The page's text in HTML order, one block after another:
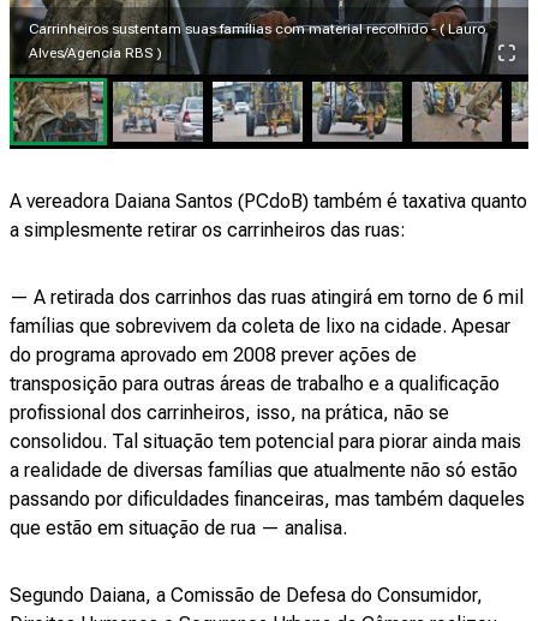
Carrinheiros sustentam suas famílias com material recolhido - ( Lauro
Alves/Agencia RBS )
A vereadora Daiana Santos (PCdoB) também é taxativa quanto
a simplesmente retirar os carrinheiros das ruas:
— A retirada dos carrinhos das ruas atingirá em torno de 6 mil
famílias que sobrevivem da coleta de lixo na cidade. Apesar
do programa aprovado em 2008 prever ações de
transposição para outras áreas de trabalho e a qualificação
profissional dos carrinheiros, isso, na prática, não se
consolidou. Tal situação tem potencial para piorar ainda mais
a realidade de diversas famílias que atualmente não só estão
passando por dificuldades financeiras, mas também daqueles
que estão em situação de rua — analisa.
Segundo Daiana, a Comissão de Defesa do Consumidor,